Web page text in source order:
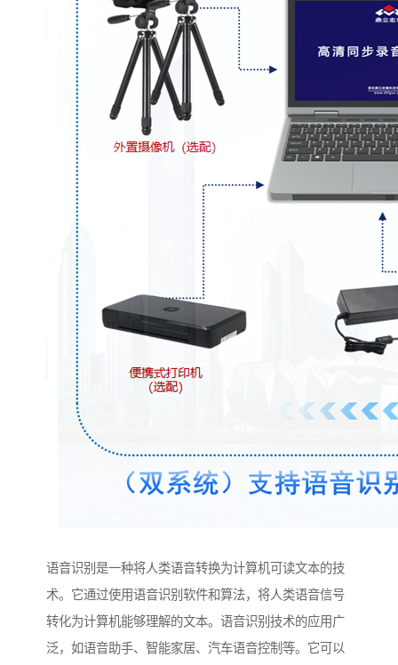
语音识别是一种将人类语音转换为计算机可读文本的技
术。它通过使用语音识别软件和算法，将人类语音信号
转化为计算机能够理解的文本。语音识别技术的应用广
泛，如语音助手、智能家居、汽车语音控制等。它可以